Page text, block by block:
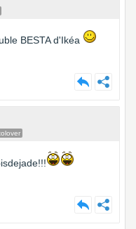
BESTA d'Ikéa